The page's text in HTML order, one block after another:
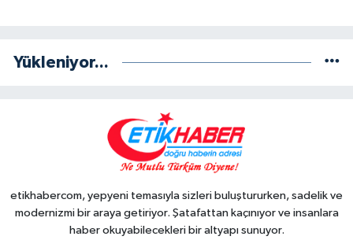
Yükleniyor...
etikhabercom, yepyeni temasıyla sizleri buluştururken, sadelik ve
modernizmi bir araya getiriyor. Şatafattan kaçınıyor ve insanlara
haber okuyabilecekleri bir altyapı sunuyor.